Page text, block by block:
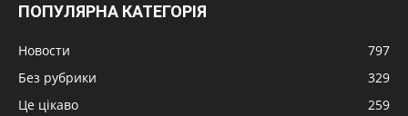
ПОПУЛЯРНА КАТЕГОРІЯ
Новости
797
Без рубрики
329
Це цікаво
259